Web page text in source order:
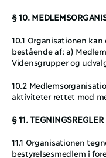
§ 10.
10.1 Organisationen
bestående af: a)
Vidensgrupper og
10.2
aktiviteter rettet mod
§ 11. TEGNINGSREGLER
11.1 Organisationen
bestyrelsesmedlem i